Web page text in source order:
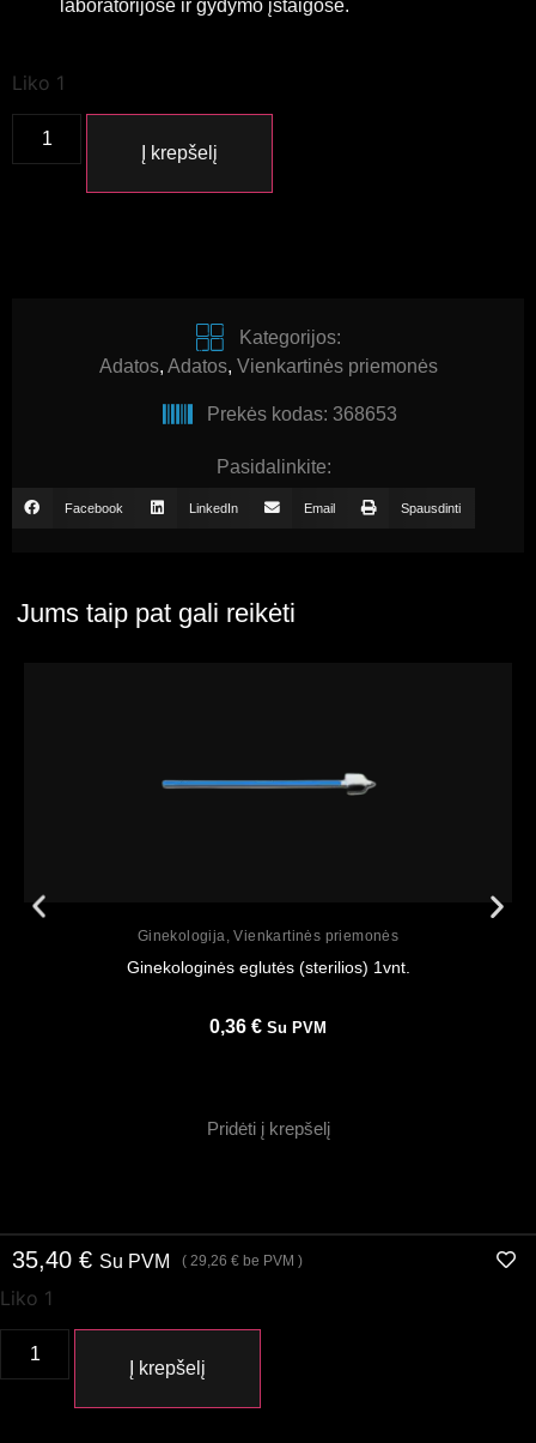
laboratorijose ir gydymo įstaigose.
Liko 1
Į krepšelį
Kategorijos:
Adatos, Adatos, Vienkartinės priemonės
Prekės kodas: 368653
Pasidalinkite:
Facebook LinkedIn Email Spausdinti
Jums taip pat gali reikėti
Ginekologija,Vienkartinės priemonės
Ginekologinės eglutės (sterilios) 1vnt.
0,36 € Su PVM
Pridėti į krepšelį
35,40 € Su PVM ( 29,26 € be PVM )
Liko 1
Į krepšelį